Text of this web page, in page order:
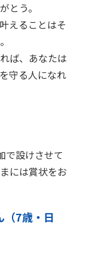
とう。
えることはそ
ば、あなたは
守る人になれ
で設けさせて
には賞状をお
7歳・日